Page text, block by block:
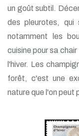
un goût subtil.
des pleurotes, qui
notamment les
cuisine pour sa
l'hiver. Les
forêt, c'est une
nature que l'on peut